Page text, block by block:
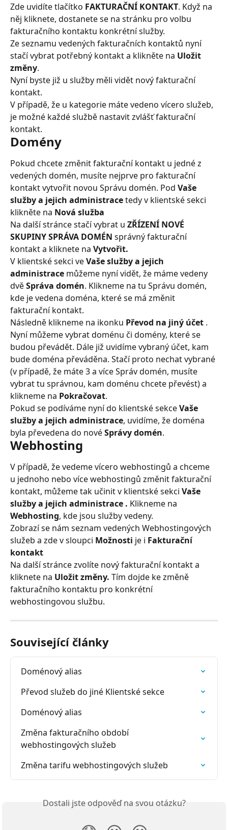
Zde uvidíte tlačítko FAKTURAČNÍ KONTAKT. Když na
něj kliknete, dostanete se na stránku pro volbu
fakturačního kontaktu konkrétní služby.
Ze seznamu vedených fakturačních kontaktů nyní
stačí vybrat potřebný kontakt a klikněte na Uložit
změny.
Nyní byste již u služby měli vidět nový fakturační
kontakt.
V případě, že u kategorie máte vedeno vícero služeb,
je možné každé službě nastavit zvlášť fakturační
kontakt.
Domény
Pokud chcete změnit fakturační kontakt u jedné z
vedených domén, musíte nejprve pro fakturační
kontakt vytvořit novou Správu domén. Pod Vaše
služby a jejich administrace tedy v klientské sekci
klikněte na Nová služba
Na další stránce stačí vybrat u ZŘÍZENÍ NOVÉ
SKUPINY SPRÁVA DOMÉN správný fakturační
kontakt a kliknete na Vytvořit.
V klientské sekci ve Vaše služby a jejich
administrace můžeme nyní vidět, že máme vedeny
dvě Správa domén. Klikneme na tu Správu domén,
kde je vedena doména, které se má změnit
fakturační kontakt.
Následně klikneme na ikonku Převod na jiný účet .
Nyní můžeme vybrat doménu či domény, které se
budou převádět. Dále již uvidíme vybraný účet, kam
bude doména převáděna. Stačí proto nechat vybrané
(v případě, že máte 3 a více Správ domén, musíte
vybrat tu správnou, kam doménu chcete převést) a
klikneme na Pokračovat.
Pokud se podíváme nyní do klientské sekce Vaše
služby a jejich administrace, uvidíme, že doména
byla převedena do nové Správy domén.
Webhosting
V případě, že vedeme vícero webhostingů a chceme
u jednoho nebo více webhostingů změnit fakturační
kontakt, můžeme tak učinit v klientské sekci Vaše
služby a jejich administrace . Klikneme na
Webhosting, kde jsou služby vedeny.
Zobrazí se nám seznam vedených Webhostingových
služeb a zde v sloupci Možnosti je i Fakturační
kontakt
Na další stránce zvolíte nový fakturační kontakt a
kliknete na Uložit změny. Tím dojde ke změně
fakturačního kontaktu pro konkrétní
webhostingovou službu.
Související články
Doménový alias
Převod služeb do jiné Klientské sekce
Doménový alias
Změna fakturačního období
webhostingových služeb
Změna tarifu webhostingových služeb
Dostali jste odpověď na svou otázku?